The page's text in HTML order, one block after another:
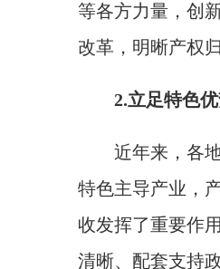
等各方力量，创
改革，明晰产权
2.立足特色
近年来，各
特色主导产业，
收发挥了重要作
清晰、配套支持